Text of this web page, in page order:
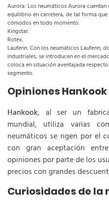
Aurora: Los neumáticos Aurora
equilibrio en carretera, de tal forma
cómodos en todo momento.
Kingstar.
Rotex.
Laufenn: Con los neumáticos Laufenn,
industriales, se introducen en el
coloca en situación aventajada
segmento.
Opiniones Hankook
Hankook, al ser un
mundial, utiliza varias
neumáticos se rigen por el
con gran aceptación
opiniones por parte de los
precios con grandes
Curiosidades de la